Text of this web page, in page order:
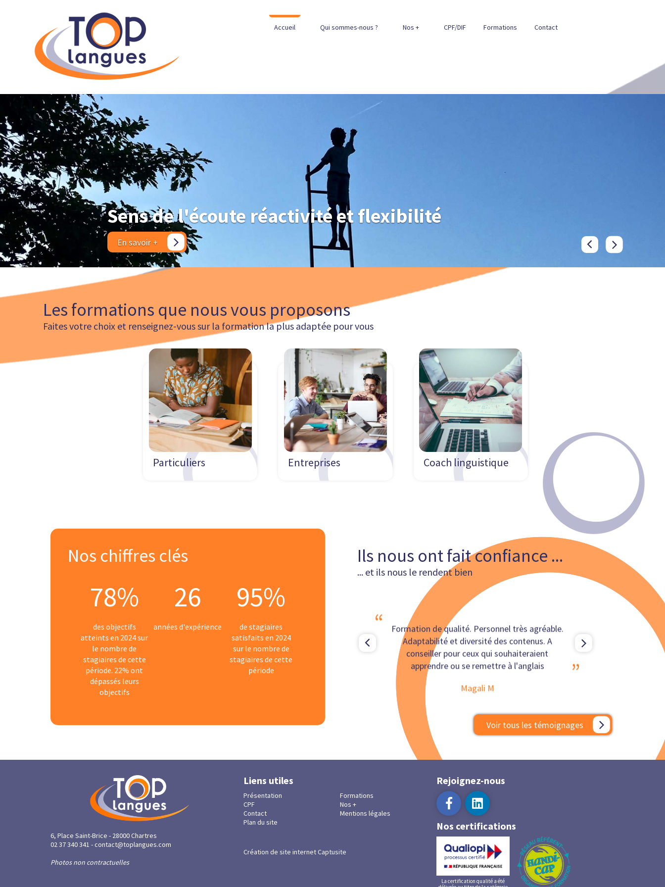
Accueil Qui sommes-nous ? Nos + CPF/DIF Formations Contact
Sens de l'écoute réactivité et flexibilité
En savoir +
Les formations que nous vous proposons
Faites votre choix et renseignez-vous sur la formation la plus adaptée pour vous
Particuliers Entreprises Coach linguistique
Nos chiffres clés
78%
des objectifs
atteints en 2024 sur
le nombre de
stagiaires de cette
période. 22% ont
dépassés leurs
objectifs
26
années d'expérience
95%
de stagiaires
satisfaits en 2024
sur le nombre de
stagiaires de cette
période
Ils nous ont fait confiance ...
... et ils nous le rendent bien
“
Formation de qualité. Personnel très agréable.
Adaptabilité et diversité des contenus. A
conseiller pour ceux qui souhaiteraient
apprendre ou se remettre à l'anglais
”
Magali M
Voir tous les témoignages
6, Place Saint-Brice - 28000Chartres
02 37 340 341 -contact@toplangues.com
Photos non contractuelles
Liens utiles
Présentation
Formations
CPF
Nos +
Contact
Mentions légales
Plan du site
Création de site internet Captusite
Rejoignez-nous
Nos certifications
La certification qualité a été